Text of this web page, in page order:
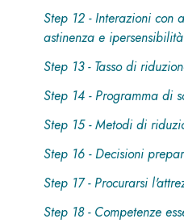
Step 12 - Interazioni con
astinenza e ipersensibilità
Step 13 - Tasso di
Step 14 - Programma di
Step 15 - Metodi di
Step 16 - Decisioni
Step 17 - Procurarsi
Step 18 - Competenze